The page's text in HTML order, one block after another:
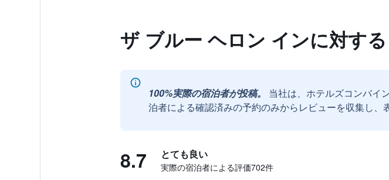
ザ ブルー ヘロン インに対す
100%実際の宿泊者が投稿。
当社は、ホテルズコンバイ
泊者による確認済みの予約のみからレビューを収集し、
8.7 とても良い
実際の宿泊者による評価702​件